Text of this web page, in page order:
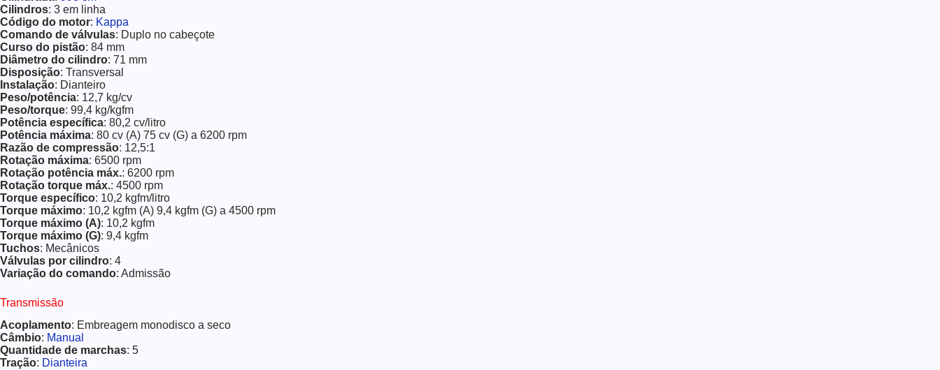
Cilindros: 3 em linha
Código do motor: Kappa
Comando de válvulas: Duplo no cabeçote
Curso do pistão: 84 mm
Diâmetro do cilindro: 71 mm
Disposição: Transversal
Instalação: Dianteiro
Peso/potência: 12,7 kg/cv
Peso/torque: 99,4 kg/kgfm
Potência específica: 80,2 cv/litro
Potência máxima: 80 cv (A) 75 cv (G) a 6200 rpm
Razão de compressão: 12,5:1
Rotação máxima: 6500 rpm
Rotação potência máx.: 6200 rpm
Rotação torque máx.: 4500 rpm
Torque específico: 10,2 kgfm/litro
Torque máximo: 10,2 kgfm (A) 9,4 kgfm (G) a 4500 rpm
Torque máximo (A): 10,2 kgfm
Torque máximo (G): 9,4 kgfm
Tuchos: Mecânicos
Válvulas por cilindro: 4
Variação do comando: Admissão
Transmissão
Acoplamento: Embreagem monodisco a seco
Câmbio: Manual
Quantidade de marchas: 5
Tração: Dianteira